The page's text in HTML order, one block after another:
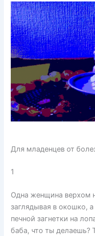
Для младенцев от
1
Одна женщина верхом
заглядывая в окошко,
печной загнетки на
баба, что ты делаешь?